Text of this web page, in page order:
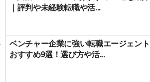
｜評判や未経験転職や活...
ベンチャー企業に強い転職エージェント
おすすめ9選！選び方や活...